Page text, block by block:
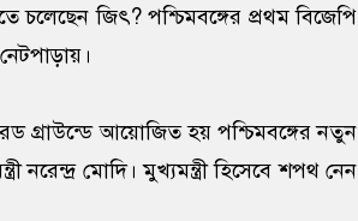
জিৎ? পশ্চিমবঙ্গের প্রথম বিজেপি
গ্রাউন্ডে আয়োজিত হয় পশ্চিমবঙ্গের নতুন
মোদি। মুখ্যমন্ত্রী হিসেবে শপথ নেন